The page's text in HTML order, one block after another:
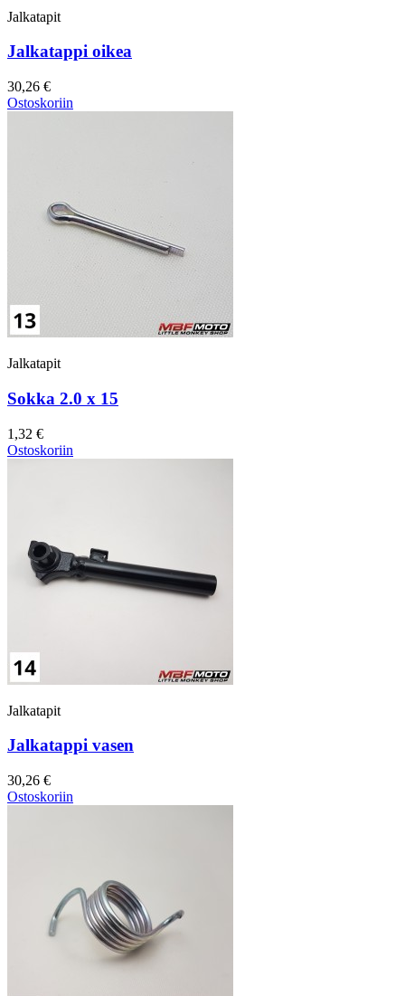
Jalkatapit
Jalkatappi oikea
30,26 €
Ostoskoriin
Jalkatapit
Sokka 2.0 x 15
1,32 €
Ostoskoriin
Jalkatapit
Jalkatappi vasen
30,26 €
Ostoskoriin